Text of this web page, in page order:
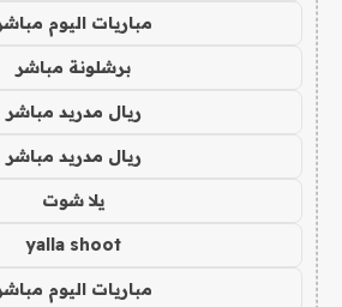
مباريات اليوم
برشلونة مباشر
ريال مدريد مباشر
ريال مدريد مباشر
يلا شوت
yalla shoot
مباريات اليوم